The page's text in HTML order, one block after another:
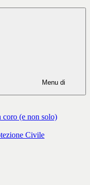
Menu di
(e non solo)
Civile